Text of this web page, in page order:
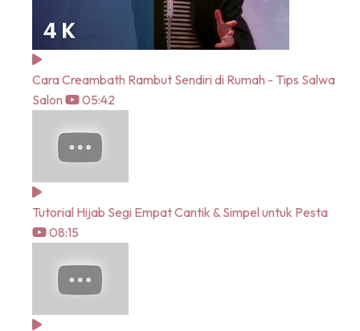
Cara Creambath Rambut Sendiri di Rumah - Tips Salwa
Salon
05:42
Tutorial Hijab Segi Empat Cantik & Simpel untuk Pesta
08:15